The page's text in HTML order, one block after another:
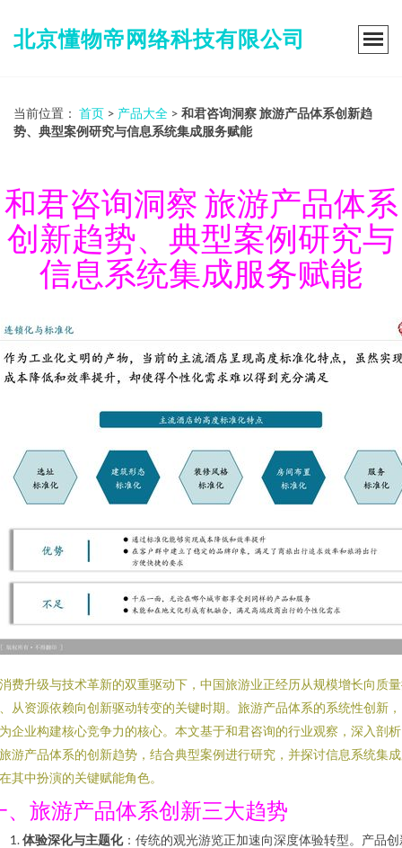
北京懂物帝网络科技有限公司
当前位置： 首页 > 产品大全 > 和君咨询洞察 旅游产品体系创新趋
势、典型案例研究与信息系统集成服务赋能
和君咨询洞察 旅游产品体系
创新趋势、典型案例研究与
信息系统集成服务赋能
费升级与技术革新的双重驱动下，中国旅游业正经历从规模增长向质
从资源依赖向创新驱动转变的关键时期。旅游产品体系的系统性创新
企业构建核心竞争力的核心。本文基于和君咨询的行业观察，深入剖
游产品体系的创新趋势，结合典型案例进行研究，并探讨信息系统集
其中扮演的关键赋能角色。
、旅游产品体系创新三大趋势
体验深化与主题化：传统的观光游览正加速向深度体验转型。产品创